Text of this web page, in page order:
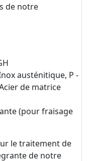
de notre
austénitique, P -
de matrice
(pour fraisage
le traitement de
de notre